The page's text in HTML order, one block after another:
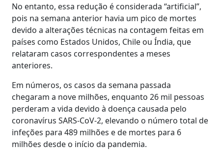
No entanto, essa redução é considerada “artificial”,
pois na semana anterior havia um pico de mortes
devido a alterações técnicas na contagem feitas em
países como Estados Unidos, Chile ou Índia, que
relataram casos correspondentes a meses
anteriores.
Em números, os casos da semana passada
chegaram a nove milhões, enquanto 26 mil pessoas
perderam a vida devido à doença causada pelo
coronavírus SARS-CoV-2, elevando o número total de
infeções para 489 milhões e de mortes para 6
milhões desde o início da pandemia.